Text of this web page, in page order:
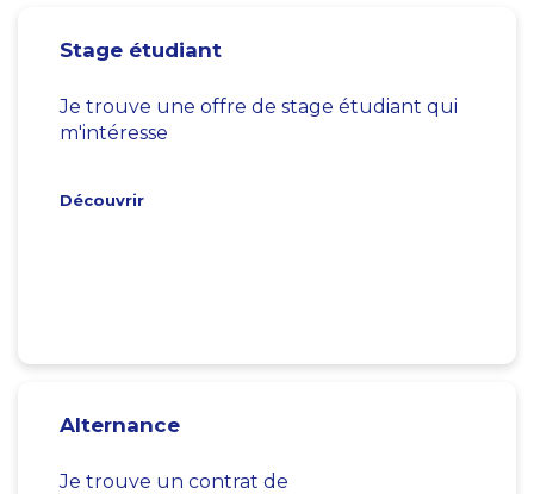
Stage étudiant
Je trouve une offre de stage étudiant qui
m'intéresse
Découvrir
Alternance
Je trouve un contrat de